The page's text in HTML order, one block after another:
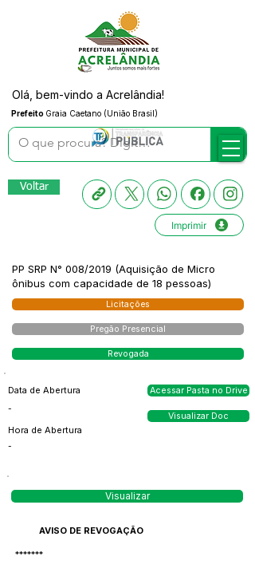
Prefeito Graia Caetano (União Brasil)
Olá, bem-vindo a Acrelândia!
Voltar
Imprimir
PP SRP N° 008/2019 (Aquisição de Micro
ônibus com capacidade de 18 pessoas)
Licitações
Pregão Presencial
Revogada
Data de Abertura
-
Hora de Abertura
-
Acessar Pasta no Drive
Visualizar Doc
Visualizar
AVISO DE REVOGAÇÃO
*******